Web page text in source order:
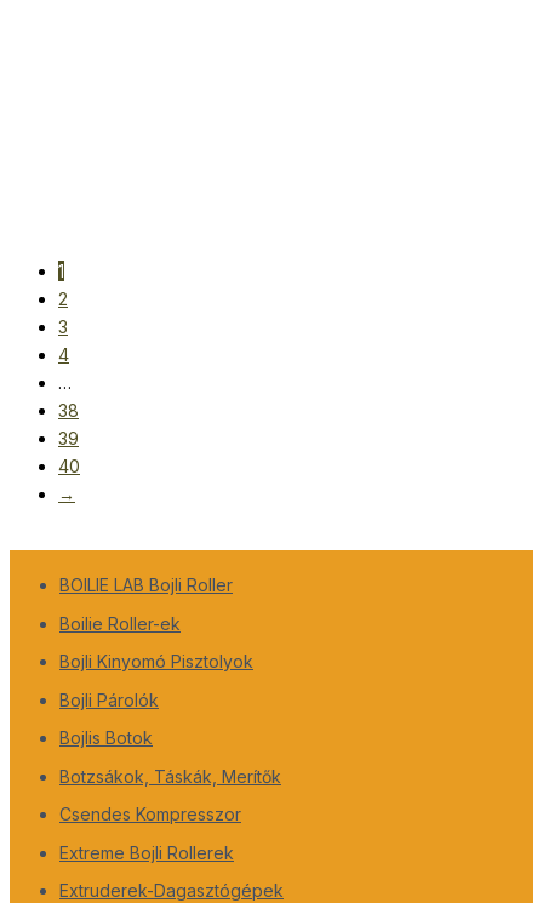
BOILIE LAB Bojli Roller
Boilie Roller-ek
Bojli Kinyomó Pisztolyok
Bojli Párolók
Bojlis Botok
Botzsákok, Táskák, Merítők
Csendes Kompresszor
Extreme Bojli Rollerek
Extruderek-Dagasztógépek
1
2
3
4
…
38
39
40
→